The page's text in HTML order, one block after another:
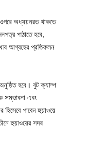
ওপরে অধ্যয়নরত থাকতে
পাঠাতে হবে,
আগ্রহের প্রতিফলন
হবে। বুট ক্যাম্প
সম্ভাবনা এবং
হিসেবে পাবেন হুয়াওয়ে
হুয়াওয়ের সদর